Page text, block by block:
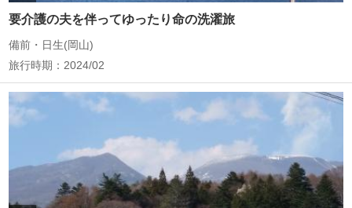
要介護の夫を伴ってゆったり命の洗濯旅
備前・日生(岡山)
旅行時期：2024/02